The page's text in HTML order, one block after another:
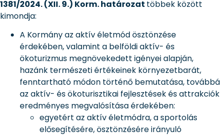
1381/2024. (XII. 9.) Korm. határozat többek között
kimondja:
A Kormány az aktív életmód ösztönzése
érdekében, valamint a belföldi aktív- és
ökoturizmus megnövekedett igényei alapján,
hazánk természeti értékeinek környezetbarát,
fenntartható módon történő bemutatása, továbbá
az aktív- és ökoturisztikai fejlesztések és attrakciók
eredményes megvalósítása érdekében:
egyetért az aktív életmódra, a sportolás
elősegítésére, ösztönzésére irányuló